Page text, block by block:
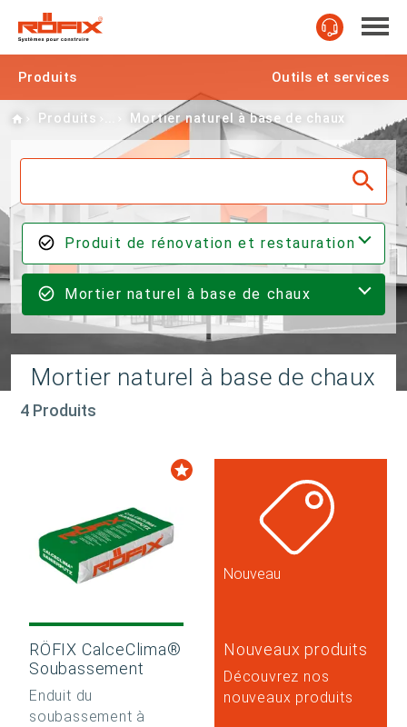
Produits Outils et services
Home
Produits Mortier naturel à base de chaux
Produit de rénovation et restauration
Mortier naturel à base de chaux
Mortier naturel à base de chaux
4 Produits
RÖFIX CalceClima®
Soubassement
Enduit du
soubassement à
Nouveau
Nouveaux produits
Découvrez nos
nouveaux produits